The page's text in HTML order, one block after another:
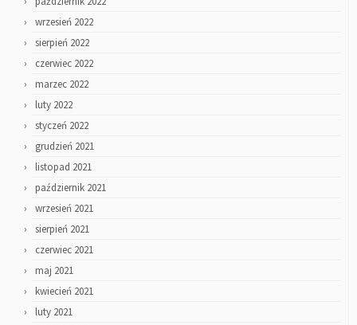
wrzesień 2022
sierpień 2022
czerwiec 2022
marzec 2022
luty 2022
styczeń 2022
grudzień 2021
listopad 2021
październik 2021
wrzesień 2021
sierpień 2021
czerwiec 2021
maj 2021
kwiecień 2021
luty 2021